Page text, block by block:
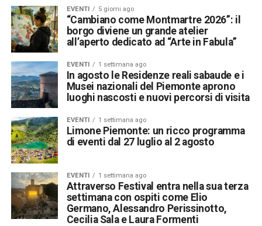
EVENTI 5 giorni ago
“Cambiano come Montmartre 2026”: il
borgo diviene un grande atelier
all’aperto dedicato ad “Arte in Fabula”
EVENTI 1 settimana ago
In agosto le Residenze reali sabaude e i
Musei nazionali del Piemonte aprono
luoghi nascosti e nuovi percorsi di visita
EVENTI 1 settimana ago
Limone Piemonte: un ricco programma
di eventi dal 27 luglio al 2 agosto
EVENTI 1 settimana ago
Attraverso Festival entra nella sua terza
settimana con ospiti come Elio
Germano, Alessandro Perissinotto,
Cecilia Sala e Laura Formenti